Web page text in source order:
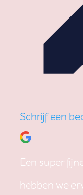
Schrijf een
Een super
hebben we